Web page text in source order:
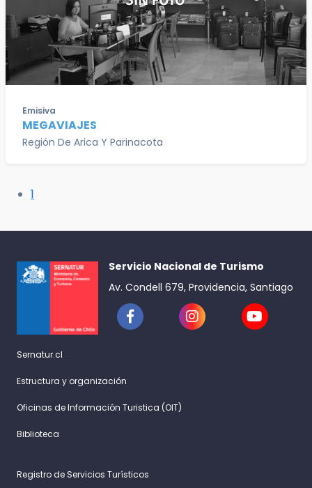
Emisiva
MEGAVIAJES
Región De Arica Y Parinacota
1
Servicio Nacional de Turismo
Av. Condell 679, Providencia, Santiago
Sernatur.cl
Estructura y organización
Oficinas de Información Turistica (OIT)
Biblioteca
Registro de Servicios Turísticos